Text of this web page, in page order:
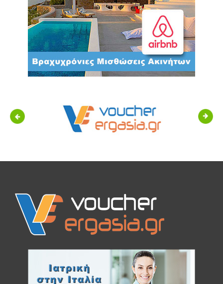
Previous Next